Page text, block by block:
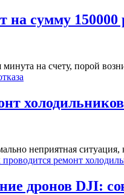
сумму 150000
на счету, порой
неприятная
проводится ремонт
дронов DJI: